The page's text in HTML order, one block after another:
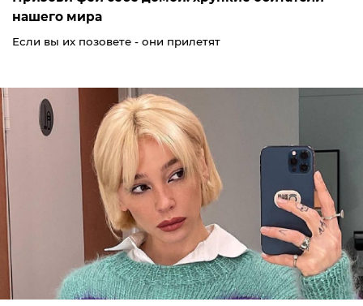
нашего мира
Если вы их позовете - они прилетят